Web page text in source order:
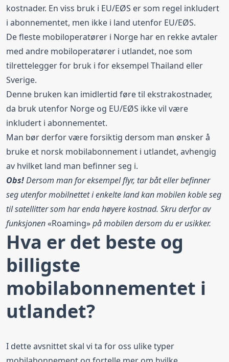
kostnader. En viss bruk i EU/EØS er som regel inkludert
i abonnementet, men ikke i land utenfor EU/EØS.
De fleste mobiloperatører i Norge har en rekke avtaler
med andre mobiloperatører i utlandet, noe som
tilrettelegger for bruk i for eksempel Thailand eller
Sverige.
Denne bruken kan imidlertid føre til ekstrakostnader,
da bruk utenfor Norge og EU/EØS ikke vil være
inkludert i abonnementet.
Man bør derfor være forsiktig dersom man ønsker å
bruke et norsk mobilabonnement i utlandet, avhengig
av hvilket land man befinner seg i.
Obs!Dersom man for eksempel flyr, tar båt eller befinner
seg utenfor mobilnettet i enkelte land kan mobilen koble seg
til satellitter som har enda høyere kostnad. Skru derfor av
funksjonen«Roaming»på mobilen dersom du er usikker.
Hva er det beste og
billigste
mobilabonnementet i
utlandet?
I dette avsnittet skal vi ta for oss ulike typer